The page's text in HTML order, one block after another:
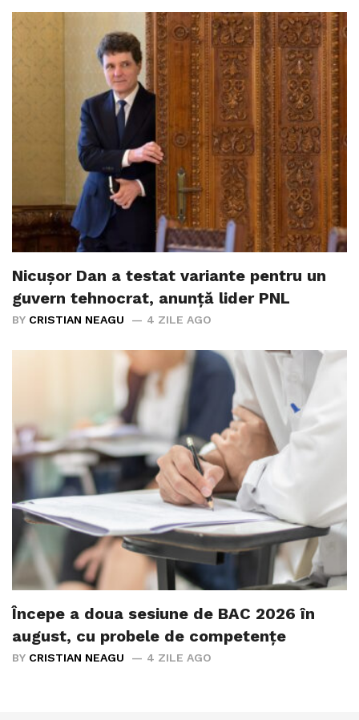
Nicușor Dan a testat variante pentru un
guvern tehnocrat, anunță lider PNL
BY CRISTIAN NEAGU 4 ZILE AGO
Începe a doua sesiune de BAC 2026 în
august, cu probele de competențe
BY CRISTIAN NEAGU 4 ZILE AGO